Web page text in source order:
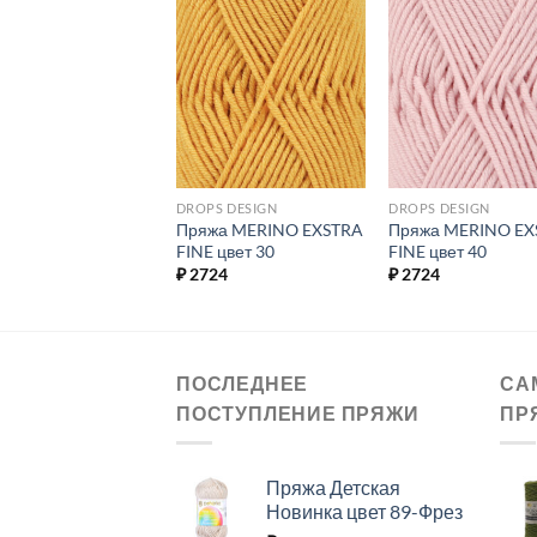
Добавить в
избранное.
DROPS DESIGN
Пряжа MERINO EXSTRA
FINE цвет 30
₽2724
DROPS DESIGN
Пряжа MERINO
FINE цвет 40
₽2724
ПОСЛЕДНЕЕ
ПОСТУПЛЕНИЕ ПРЯЖИ
Пряжа Детская
Новинка цвет 89-Фрез